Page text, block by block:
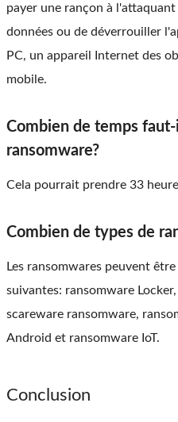
payer une rançon à
données ou de déverrouiller
PC, un appareil Internet des
mobile.
Combien de temps
ransomware?
Cela pourrait prendre 33
Combien de types de
Les ransomwares peuvent
suivantes: ransomware
scareware ransomware,
Android et ransomware IoT.
Conclusion